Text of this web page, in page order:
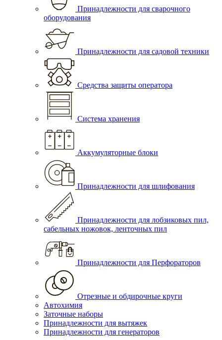
Принадлежности для сварочного
оборудования
Принадлежности для садовой техники
Средства защиты оператора
Система хранения
Аккумуляторные блоки
Принадлежности для шлифования
Принадлежности для лобзиковых пил,
сабельных ножовок, ленточных пил
Принадлежности для Перфораторов
Отрезные и обдирочные круги
Автохимия
Заточные наборы
Принадлежности для вытяжек
Принадлежности для генераторов